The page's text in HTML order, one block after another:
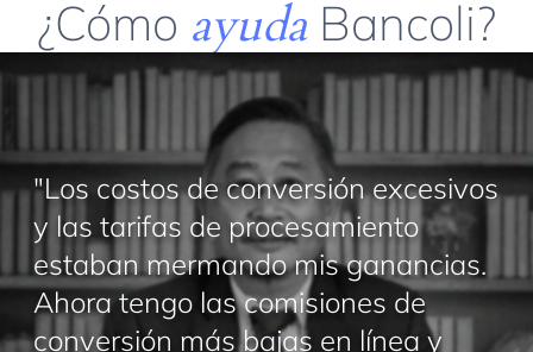
¿Cómo ayudaBancoli?
"Los costos de conversión excesivos
y las tarifas de procesamiento
estaban mermando mis ganancias.
Ahora tengo las comisiones de
conversión más bajas en línea y